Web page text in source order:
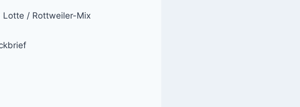
Lotte / Rottweiler-Mix